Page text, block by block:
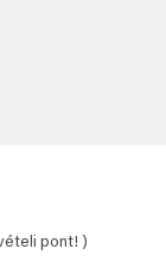
pont! )